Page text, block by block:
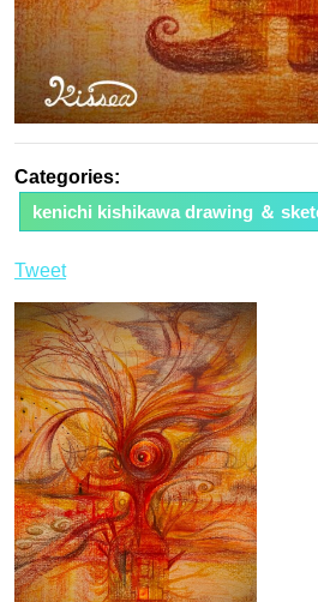
Categories:
kenichi kishikawa drawing ＆
Tweet